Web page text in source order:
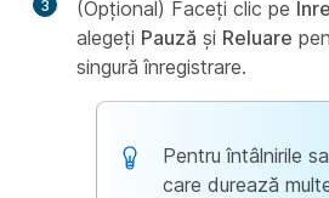
3 (Opțional) Faceți clic pe
alegeți Pauză și Reluare
singură înregistrare.
Pentru întâlnirile
care durează